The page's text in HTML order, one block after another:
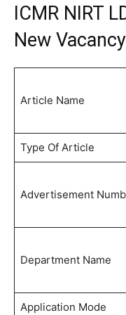
ICMR NIRT
New
Article Name
Type Of Article
Advertisement
Department Name
Application Mode